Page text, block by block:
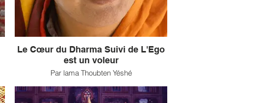
Le Cœur du Dharma Suivi de L'Ego
est un voleur
Par lama Thoubten Yéshé